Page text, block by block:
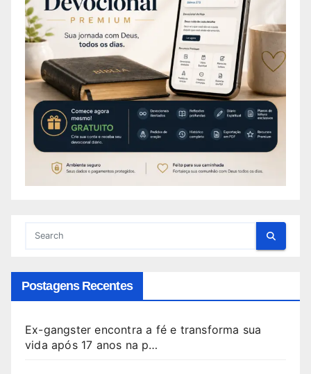
Postagens Recentes
Ex-gangster encontra a fé e transforma sua
vida após 17 anos na p…